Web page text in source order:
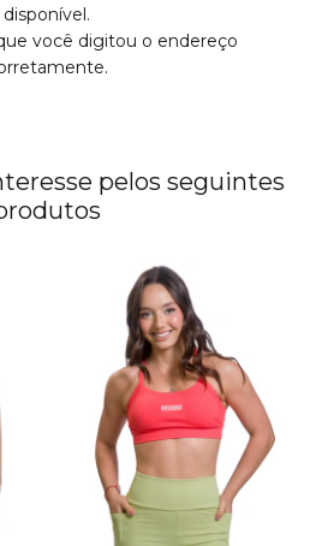
disponível.
você digitou o endereço
pelos seguintes